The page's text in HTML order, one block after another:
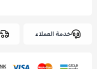
خدمة العملاء